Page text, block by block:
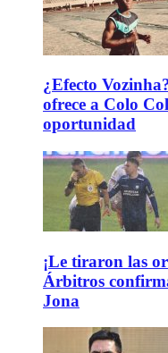
¿Efecto
ofrece a Colo
oportunidad
¡Le tiraron las
Árbitros
Jona